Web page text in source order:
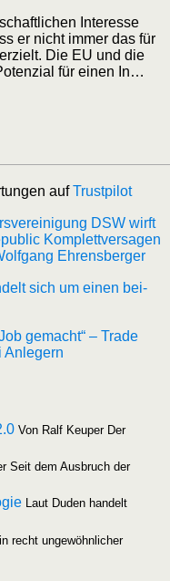
Inter­es­se
er nicht immer das für
Die EU und die
für einen In…
aufTrust­pi­lot
DSW wirft
Kom­plett­ver­sa­gen
Ehrensberger
sich um einen bei­
gemacht“ – Trade
Anlegern
Von Ralf Keu­per Der
Seit dem Aus­bruch der
Laut Duden han­delt
recht unge­wöhn­li­cher